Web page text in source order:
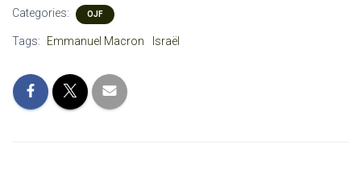
Categories: OJF
Tags: Emmanuel Macron Israël